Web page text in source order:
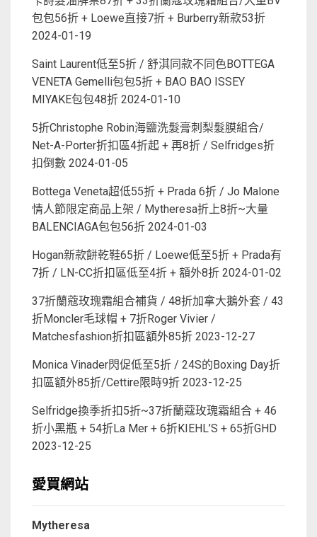
包包56折 + Loewe直接7折 + Burberry新款53折
2024-01-19
Saint Laurent低至5折 / 舒淇同款不同色BOTTEGA
VENETA Gemelli包包5折 + BAO BAO ISSEY
MIYAKE包包48折 2024-01-10
5折Christophe Robin海鹽洗髮膏刺梨髮膜組合/
Net-A-Porter折扣區4折起 + 再8折 / Selfridges折
扣倒數 2024-01-05
Bottega Veneta超低55折 + Prada 6折 / Jo Malone
情人節限定商品上架 / Mytheresa折上8折~大量
BALENCIAGA包包56折 2024-01-03
Hogan新款餅乾鞋65折 / Loewe低至5折 + Prada有
7折 / LN-CC折扣區低至4折 + 額外8折 2024-01-02
37折蘭蔻玫瑰霜組合補貨 / 48折加拿大鵝外套 / 43
折Moncler毛球帽 + 7折Roger Vivier /
Matchesfashion折扣區額外85折 2023-12-27
Monica Vinader閃促低至5折 / 24S的Boxing Day折
扣區額外85折/Cettire限時9折 2023-12-25
Selfridge換季折扣5折~37折蘭蔻玫瑰霜組合 + 46
折小黑瓶 + 54折La Mer + 6折KIEHL’S + 65折GHD
2023-12-25
愛買網站
Mytheresa